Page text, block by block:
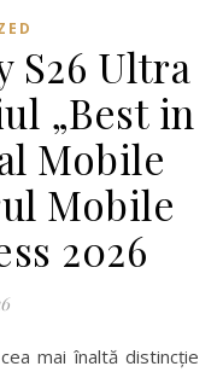
S26 Ultra
„Best in
Mobile
Mobile
2026